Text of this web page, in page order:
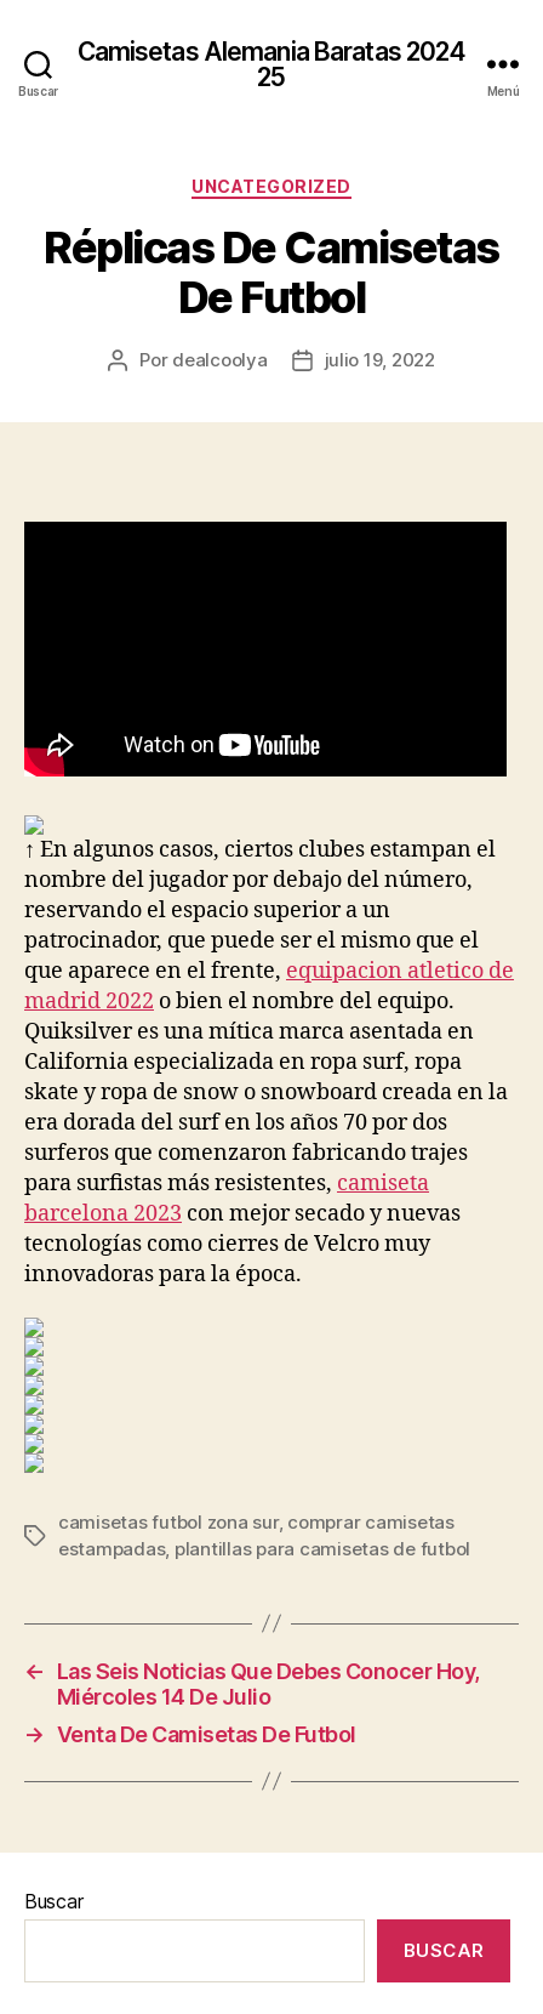
Buscar
Camisetas Alemania Baratas 2024
25
Menú
Categorías
UNCATEGORIZED
Réplicas De Camisetas
De Futbol
Autor
Por dealcoolya
Fechajulio 19, 2022
↑ En algunos casos, ciertos clubes estampan el
nombre del jugador por debajo del número,
reservando el espacio superior a un
patrocinador, que puede ser el mismo que el
que aparece en el frente, equipacion atletico de
madrid 2022 o bien el nombre del equipo.
Quiksilver es una mítica marca asentada en
California especializada en ropa surf, ropa
skate y ropa de snow o snowboard creada en la
era dorada del surf en los años 70 por dos
surferos que comenzaron fabricando trajes
para surfistas más resistentes, camiseta
barcelona 2023 con mejor secado y nuevas
tecnologías como cierres de Velcro muy
innovadoras para la época.
Etiquetas
camisetas futbol zona sur, comprar camisetas
estampadas, plantillas para camisetas de futbol
←
Las Seis Noticias Que Debes Conocer Hoy,
Miércoles 14 De Julio
→ Venta De Camisetas De Futbol
Buscar
BUSCAR